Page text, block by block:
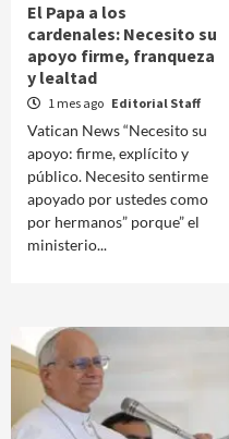
El Papa a los
cardenales: Necesito su
apoyo firme, franqueza
y lealtad
1 mes ago Editorial Staff
Vatican News “Necesito su
apoyo: firme, explícito y
público. Necesito sentirme
apoyado por ustedes como
por hermanos” porque” el
ministerio...